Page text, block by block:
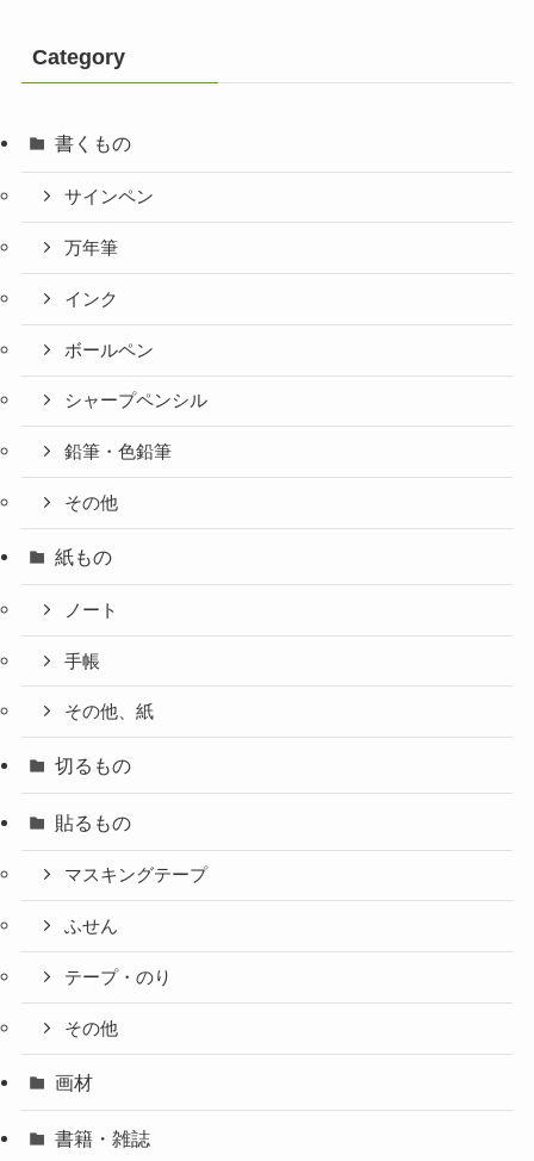
Category
書くもの
サインペン
万年筆
インク
ボールペン
シャープペンシル
鉛筆・色鉛筆
その他
紙もの
ノート
手帳
その他、紙
切るもの
貼るもの
マスキングテープ
ふせん
テープ・のり
その他
画材
書籍・雑誌